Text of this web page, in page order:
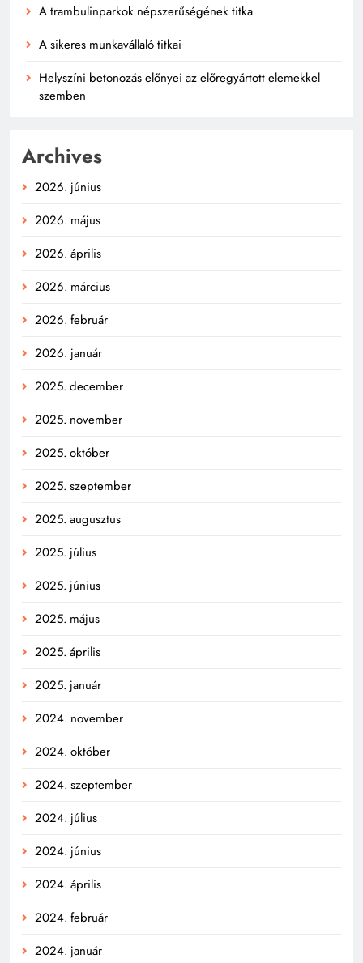
A trambulinparkok népszerűségének titka
A sikeres munkavállaló titkai
Helyszíni betonozás előnyei az előregyártott elemekkel
szemben
Archives
2026. június
2026. május
2026. április
2026. március
2026. február
2026. január
2025. december
2025. november
2025. október
2025. szeptember
2025. augusztus
2025. július
2025. június
2025. május
2025. április
2025. január
2024. november
2024. október
2024. szeptember
2024. július
2024. június
2024. április
2024. február
2024. január